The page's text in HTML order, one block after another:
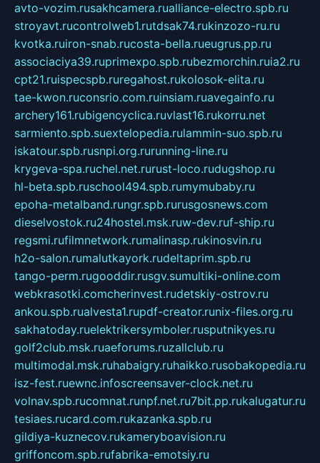
avto-vozim.rusakhcamera.rualliance-electro.spb.ru
stroyavt.rucontrolweb1.rutdsak74.rukinzozo-ru.ru
kvotka.ruiron-snab.rucosta-bella.rueugrus.pp.ru
associaciya39.ruprimexpo.spb.rubezmorchin.ruia2.ru
cpt21.ruispecspb.ruregahost.rukolosok-elita.ru
tae-kwon.ruconsrio.com.ruinsiam.ruavegainfo.ru
archery161.rubigencyclica.ruvlast16.rukorru.net
sarmiento.spb.suextelopedia.rulammin-suo.spb.ru
iskatour.spb.rusnpi.org.rurunning-line.ru
krygeva-spa.ruchel.net.rurust-loco.rudugshop.ru
hl-beta.spb.ruschool494.spb.rumymubaby.ru
epoha-metalband.rungr.spb.rurusgosnews.com
dieselvostok.ru24hostel.msk.ruw-dev.ruf-ship.ru
regsmi.rufilmnetwork.rumalinasp.rukinosvin.ru
h2o-salon.rumalutkayork.rudeltaprim.spb.ru
tango-perm.rugooddir.rusgv.sumultiki-online.com
webkrasotki.comcherinvest.rudetskiy-ostrov.ru
ankou.spb.rualvesta1.rupdf-creator.runix-files.org.ru
sakhatoday.ruelektrikersymboler.rusputnikyes.ru
golf2club.msk.ruaeforums.ruzallclub.ru
multimodal.msk.ruhabaigry.ruhaikko.rusobakopedia.ru
isz-fest.ruewnc.infoscreensaver-clock.net.ru
volnav.spb.rucomnat.runpf.net.ru7bit.pp.rukalugatur.ru
tesiaes.rucard.com.rukazanka.spb.ru
gildiya-kuznecov.rukameryboavision.ru
griffoncom.spb.rufabrika-emotsiy.ru